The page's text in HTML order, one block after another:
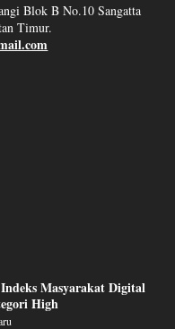
Blok B No.10 Sangatta
Timur.
Masyarakat Digital
High